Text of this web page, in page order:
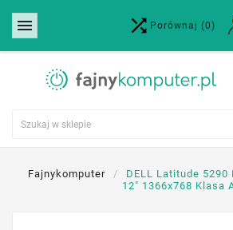
  Porównaj (0)
Fajnykomputer
DELL Latitude 5290
12" 1366x768 Klasa
Utwórz listę życzeń
Nazwa listy życzeń
Anuluj Utwórz listę